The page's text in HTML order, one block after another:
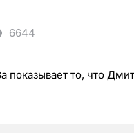
6644
показывает то, что